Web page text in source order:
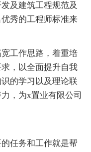
及建筑工程规范及
秀的工程师标准来
工作思路，着重培
，以全面提升自我
的学习以及理论联
，为x置业有限公司
任务和工作就是帮